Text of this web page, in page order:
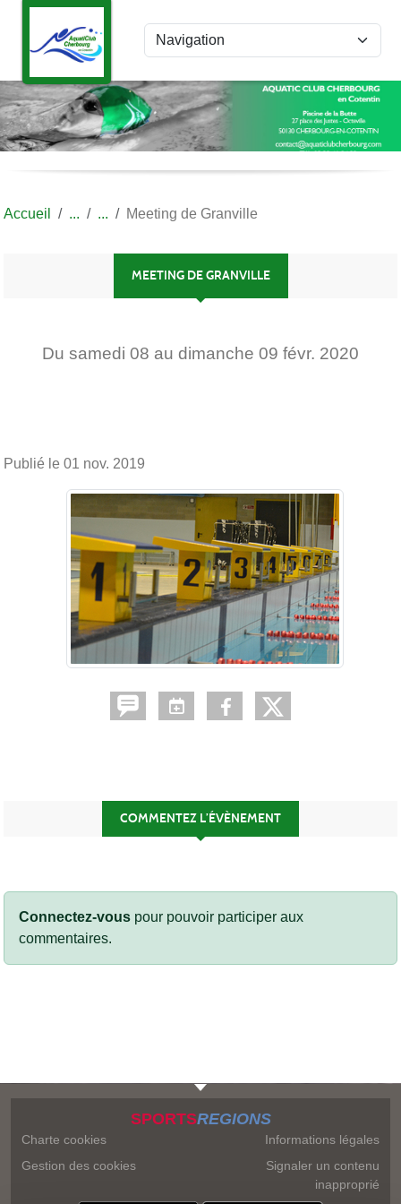
Accueil Meeting de Granville
MEETING DE GRANVILLE
Du samedi 08 au dimanche 09 févr. 2020
Publié le 01 nov. 2019
COMMENTEZ L’ÉVÈNEMENT
Connectez-vous pour pouvoir participer aux
commentaires.
SPORTSREGIONS
Charte cookies
Gestion des cookies
Informations légales
Signaler un contenu
inapproprié
Panneau de gestion des cookies